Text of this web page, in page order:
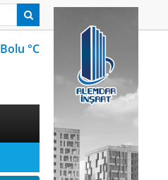
Bolu °C